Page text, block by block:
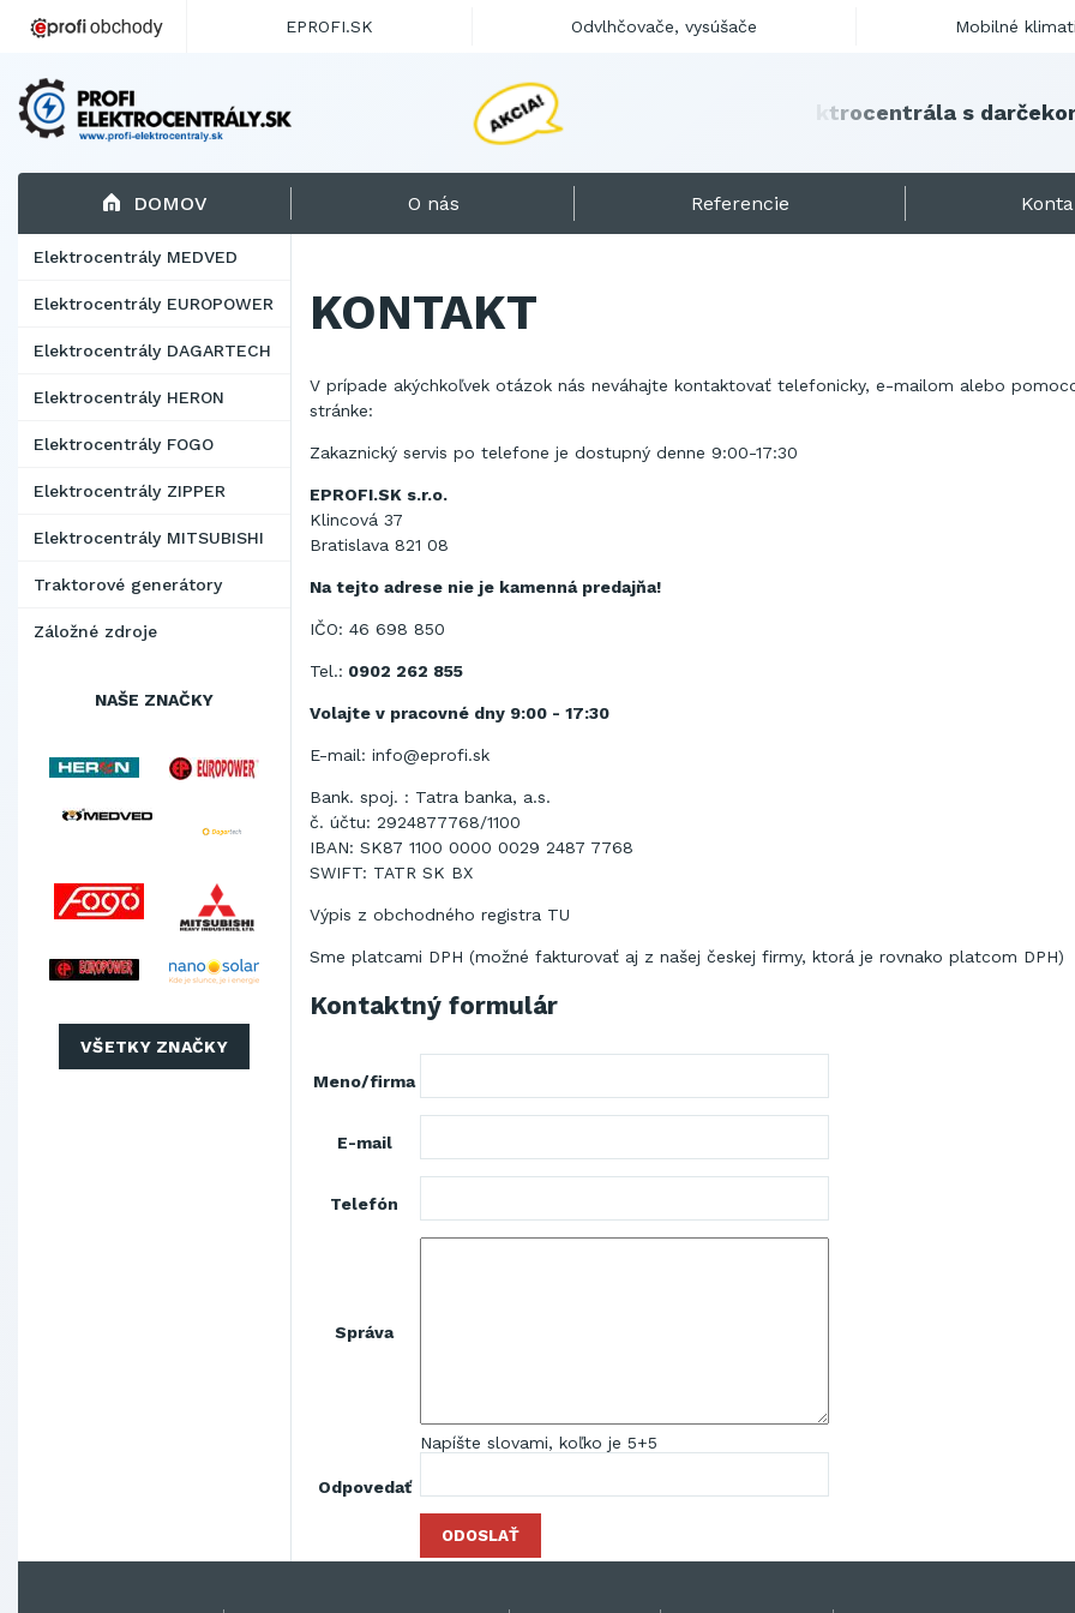
a s darčeko
DOMOV O nás Referencie
Elektrocentrály MEDVED
Elektrocentrály EUROPOWER
Elektrocentrály DAGARTECH
Elektrocentrály HERON
Elektrocentrály FOGO
Elektrocentrály ZIPPER
Elektrocentrály MITSUBISHI
Traktorové generátory
Záložné zdroje
NAŠE ZNAČKY
VŠETKY ZNAČKY
KONTAKT
V prípade akýchkoľvek otázok nás neváhajte kontaktovať telefonicky, e-mailom alebo
stránke:
Zakaznický servis po telefone je dostupný denne 9:00-17:30
EPROFI.SK s.r.o.
Klincová 37
Bratislava 821 08
Na tejto adrese nie je kamenná predajňa!
IČO: 46 698 850
Tel.: 0902 262 855
Volajte v pracovné dny 9:00 - 17:30
E-mail: info@eprofi.sk
Bank. spoj. : Tatra banka, a.s.
č. účtu: 2924877768/1100
IBAN: SK87 1100 0000 0029 2487 7768
SWIFT: TATR SK BX
Výpis z obchodného registra TU
Sme platcami DPH (možné fakturovať aj z našej českej firmy, ktorá je rovnako platcom DPH)
Kontaktný formulár
Meno/firma
E-mail
Telefón
Správa
Odpovedať
Napíšte slovami, koľko je 5+5
ODOSLAŤ
EPROFI.SK Odvlhčovače, vysúšače Mobilné